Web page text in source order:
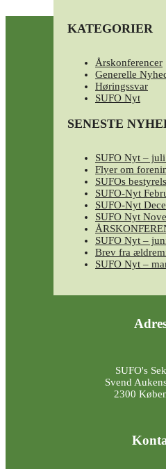
KATEGORIER
Årskonferencer
Generelle
Høringssvar
SUFO Nyt
SENESTE
SUFO Nyt –
Flyer om
SUFOs
SUFO-Nyt
SUFO-Nyt
SUFO Nyt
SUFO Nyt –
Brev fra
SUFO Nyt –
SUFO's
Svend
2300